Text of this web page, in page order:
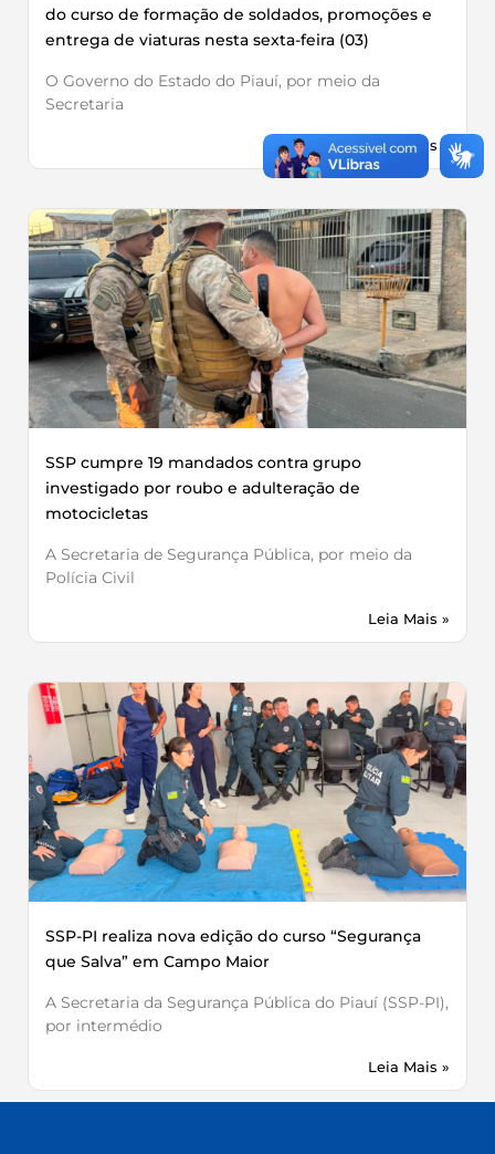
do curso de formação de soldados, promoções e
entrega de viaturas nesta sexta-feira (03)
O Governo do Estado do Piauí, por meio da
Secretaria
Leia Mais »
SSP cumpre 19 mandados contra grupo
investigado por roubo e adulteração de
motocicletas
A Secretaria de Segurança Pública, por meio da
Polícia Civil
Leia Mais »
SSP-PI realiza nova edição do curso “Segurança
que Salva” em Campo Maior
A Secretaria da Segurança Pública do Piauí (SSP-PI),
por intermédio
Leia Mais »